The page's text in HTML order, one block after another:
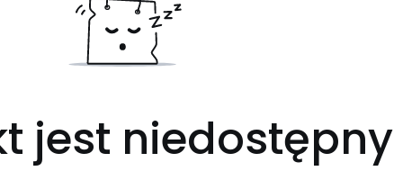
jest niedostępny